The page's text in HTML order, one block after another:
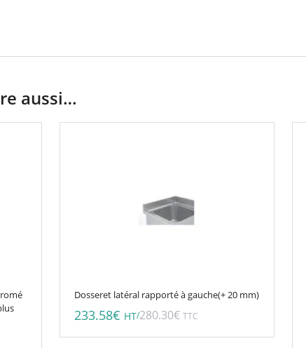
aussi…
Dosseret latéral rapporté à gauche(+ 20 mm)
233.58€ HT/280.30€ TTC